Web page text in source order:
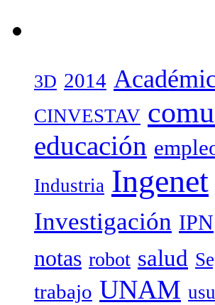
3D 2014
CINVESTAV
educación
Industria Ingenet
Investigación IPN
notas robot salud
trabajo UNAM